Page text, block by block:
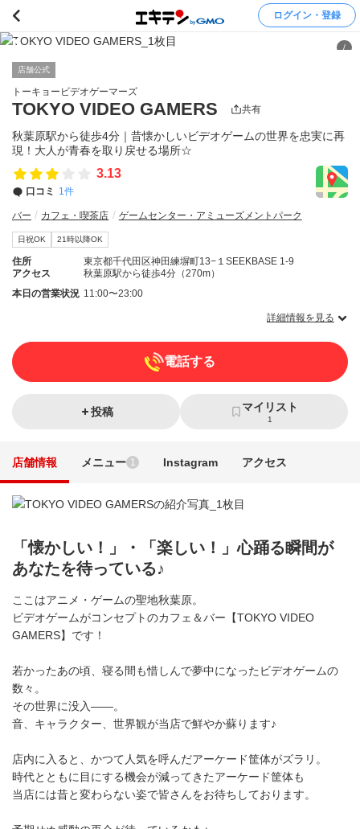
ログイン・登録
/
店舗公式
トーキョービデオゲーマーズ
TOKYO VIDEO GAMERS 共有
秋葉原駅から徒歩4分｜昔懐かしいビデオゲームの世界を忠実に再
現！大人が青春を取り戻せる場所☆
3.13
口コミ 1件
バー カフェ・喫茶店 ゲームセンター・アミューズメントパーク
日祝OK 21時以降OK
住所
東京都千代田区神田練塀町13−１SEEKBASE 1-9
アクセス
秋葉原駅から徒歩4分（270m）
本日の営業状況 11:00〜23:00
詳細情報を見る
電話する
投稿 マイリスト
1
店舗情報 メニュー 1 Instagram アクセス
「懐かしい！」・「楽しい！」心踊る瞬間が
あなたを待っている♪
ここはアニメ・ゲームの聖地秋葉原。
ビデオゲームがコンセプトのカフェ＆バー【TOKYO VIDEO
GAMERS】です！
若かったあの頃、寝る間も惜しんで夢中になったビデオゲームの
数々。
その世界に没入――。
音、キャラクター、世界観が当店で鮮やか蘇ります♪
店内に入ると、かつて人気を呼んだアーケード筐体がズラリ。
時代とともに目にする機会が減ってきたアーケード筐体も
当店には昔と変わらない姿で皆さんをお待ちしております。